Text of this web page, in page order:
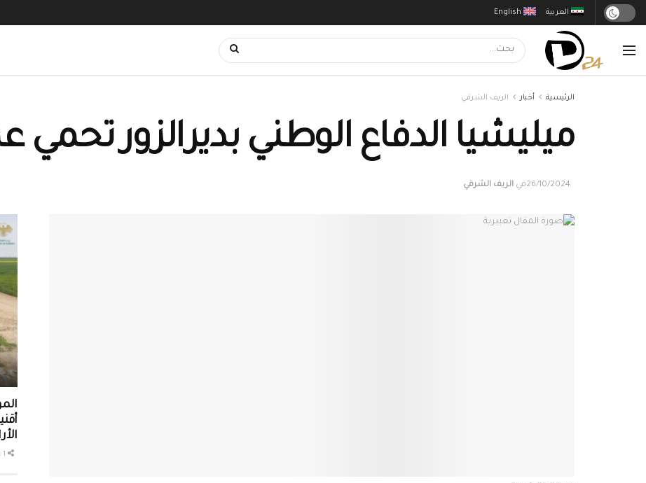
English العربية
الرئيسية أخبار الريف الشرقي
ميليشيا الدفاع الوطني بديرالزور تحمي
26/10/2024في الريف الشرقي